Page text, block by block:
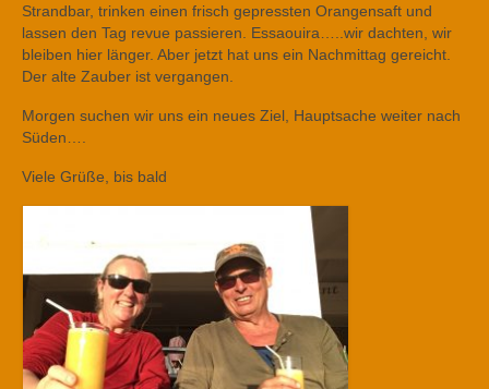
Strandbar, trinken einen frisch gepressten Orangensaft und
lassen den Tag revue passieren. Essaouira…..wir dachten, wir
bleiben hier länger. Aber jetzt hat uns ein Nachmittag gereicht.
Der alte Zauber ist vergangen.
Morgen suchen wir uns ein neues Ziel, Hauptsache weiter nach
Süden….
Viele Grüße, bis bald